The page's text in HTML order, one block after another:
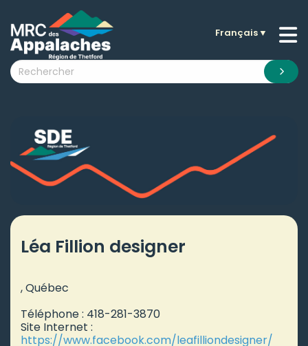
submenu (La MRC )
submenu (Citoyens )
submenu (Nouvelles )
submenu (Documentation )
Français▼
Léa Fillion designer
, Québec
Téléphone : 418-281-3870
Site Internet :
https://www.facebook.com/leafilliondesigner/